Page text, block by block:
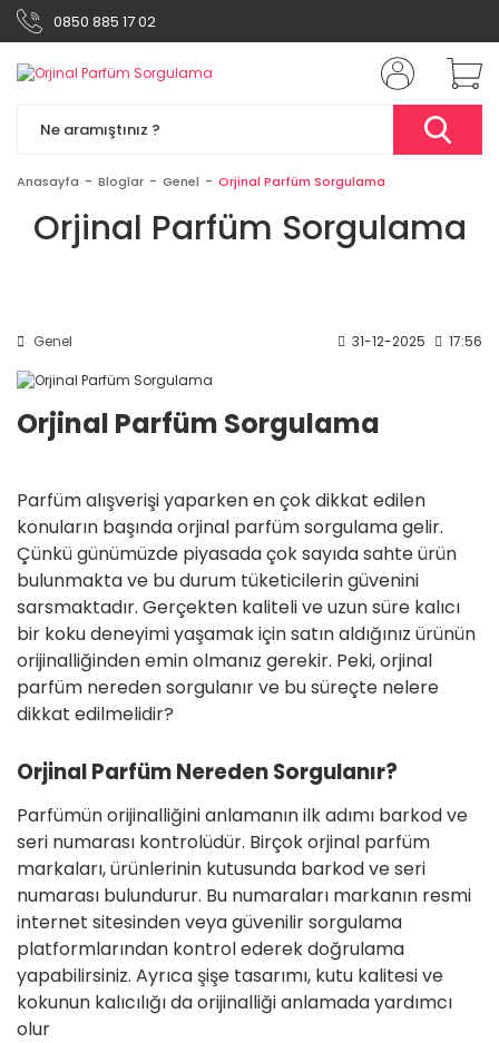
0850 885 17 02
Anasayfa Bloglar Genel Orjinal Parfüm Sorgulama
Orjinal Parfüm Sorgulama
Genel 31-12-2025 17:56
Orjinal Parfüm Sorgulama
Parfüm alışverişi yaparken en çok dikkat edilen
konuların başında orjinal parfüm sorgulama gelir.
Çünkü günümüzde piyasada çok sayıda sahte ürün
bulunmakta ve bu durum tüketicilerin güvenini
sarsmaktadır. Gerçekten kaliteli ve uzun süre kalıcı
bir koku deneyimi yaşamak için satın aldığınız ürünün
orijinalliğinden emin olmanız gerekir. Peki, orjinal
parfüm nereden sorgulanır ve bu süreçte nelere
dikkat edilmelidir?
Orjinal Parfüm Nereden Sorgulanır?
Parfümün orijinalliğini anlamanın ilk adımı barkod ve
seri numarası kontrolüdür. Birçok orjinal parfüm
markaları, ürünlerinin kutusunda barkod ve seri
numarası bulundurur. Bu numaraları markanın resmi
internet sitesinden veya güvenilir sorgulama
platformlarından kontrol ederek doğrulama
yapabilirsiniz. Ayrıca şişe tasarımı, kutu kalitesi ve
kokunun kalıcılığı da orijinalliği anlamada yardımcı
olur